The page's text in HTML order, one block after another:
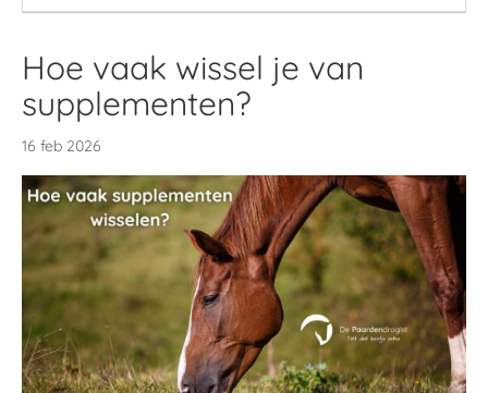
Hoe vaak wissel je van
supplementen?
16 feb 2026